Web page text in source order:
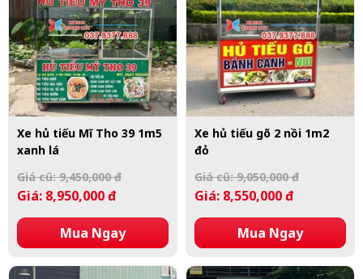
Xe hủ tiếu Mĩ Tho 39 1m5
xanh lá
Giá cũ: 9,450,000 đ
Giá: 8,950,000 đ
Mua Ngay
Xe hủ tiếu gõ 2 nồi 1m2
đỏ
Giá cũ: 9,050,000 đ
Giá: 8,550,000 đ
Mua Ngay